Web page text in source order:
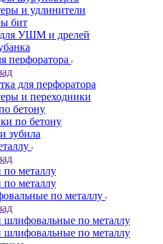
и удлинители
бит
УШМ и дрелей
перфоратора
для перфоратора
и переходники
бетону
по бетону
зубила
по металлу
по металлу
по металлу
шлифовальные по металлу
шлифовальные по металлу